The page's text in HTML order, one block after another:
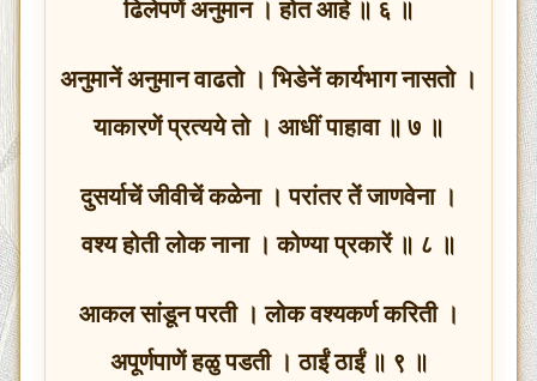
ढिलेपणें अनुमान । होत आहे ॥ ६ ॥
अनुमानें अनुमान वाढतो । भिडेनें कार्यभाग नासतो ।
याकारणें प्रत्यये तो । आधीं पाहावा ॥ ७ ॥
दुसर्याचें जीवीचें कळेना । परांतर तें जाणवेना ।
वश्य होती लोक नाना । कोण्या प्रकारें ॥ ८ ॥
आकल सांडून परती । लोक वश्यकर्ण करिती ।
अपूर्णपाणें हळु पडती । ठाईं ठाईं ॥ ९ ॥